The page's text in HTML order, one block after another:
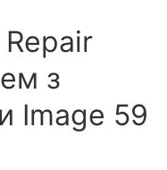
з
Image 59